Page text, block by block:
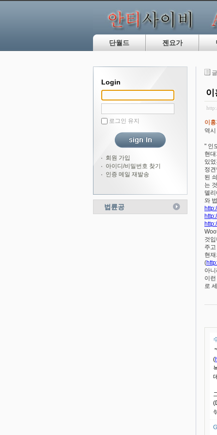
단월드 젠요가
Login
로그인 유지
회원 가입
아이디/비밀번호 찾기
인증 메일 재발송
법륜공
이
이
역
" 인
현
있
정
된
는
델
와
것
주
현
(
아
이
로
(